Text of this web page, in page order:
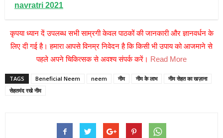
navratri 2021
कृपया ध्यान दें उपलब्ध सभी साम्रगी केवल पाठकों की जानकारी और ज्ञानवर्धन के
लिए दी गई है। हमारा आपसे विनम्र निवेदन है कि किसी भी उपाय को आजमाने से
पहले अपने चिकित्सक से अवश्य संपर्क करें। Read More
TAGS Beneficial Neem neem नीम नीम के लाभ
नीम सेहत का खज़ाना
सेहतमंद रखे नीम